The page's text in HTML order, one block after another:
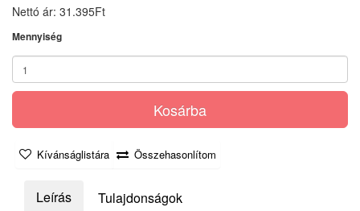
Nettó ár: 31.395Ft
Mennyiség
Kosárba
Kívánságlistára Összehasonlítom
Leírás Tulajdonságok